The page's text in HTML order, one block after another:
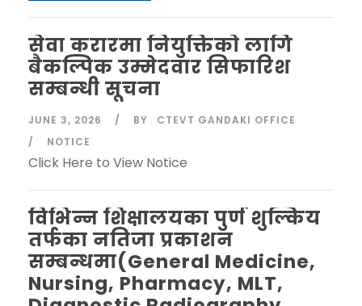
सेवा करारमा नियुक्तिको लागि
बैकल्पिक उम्मेदवार सिफारिश
सम्बन्धी सूचना
JUNE 3, 2026 BY
CTEVT GANDAKI OFFICE
NOTICE
Click Here to View Notice
विभिन्न शिक्षालयका पुर्ण शुल्किय
तर्फका नतिजा प्रकाशन
सम्बन्धमा(General Medicine,
Nursing, Pharmacy, MLT,